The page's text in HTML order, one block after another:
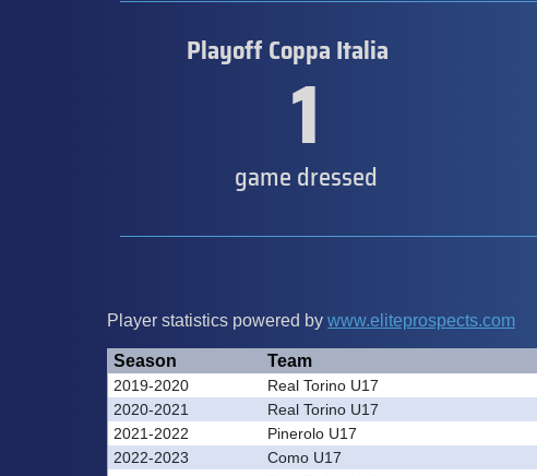
Playoff Coppa Italia
1
game dressed